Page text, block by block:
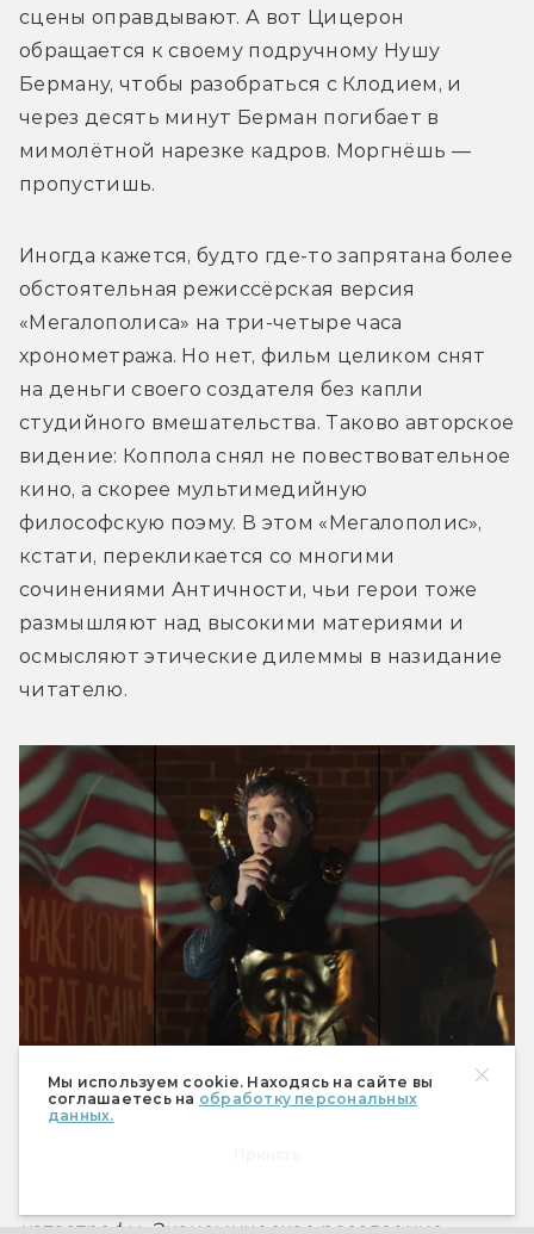
Мы используем cookie. Находясь на сайте вы
соглашаетесь на обработку персональных
данных.
сцены оправдывают. А вот Цицерон
обращается к своему подручному Нушу
Берману, чтобы разобраться с Клодием, и
через десять минут Берман погибает в
мимолётной нарезке кадров. Моргнёшь —
пропустишь.
Иногда кажется, будто где-то запрятана более
обстоятельная режиссёрская версия
«Мегалополиса» на три-четыре часа
хронометража. Но нет, фильм целиком снят
на деньги своего создателя без капли
студийного вмешательства. Таково авторское
видение: Коппола снял не повествовательное
кино, а скорее мультимедийную
философскую поэму. В этом «Мегалополис»,
кстати, перекликается со многими
сочинениями Античности, чьи герои тоже
размышляют над высокими материями и
осмысляют этические дилеммы в назидание
читателю.
Апокалипсис не сегодня